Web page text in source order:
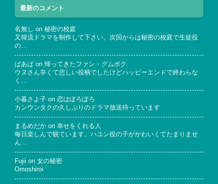
最新のコメント
名無し on 秘密の校庭
又韓流ドラマを制作して下さい。次回からは秘密の校庭で生徒役
の…
ばあば on 帰ってきたファン・グムボク
ウヌさん辛くて悲しい役柄でしたけどハッピーエンドで終わらな
く…
小暮さよ子 on 恋はぽろぽろ
カンウンタクの久しぶりのドラマ放送待っています
まるめだか on 幸せをくれる人
毎日楽しんで観ています。ハユン役の子がかわいくてたまりませ
ん…
Fujii on 女の秘密
Omoshiroi